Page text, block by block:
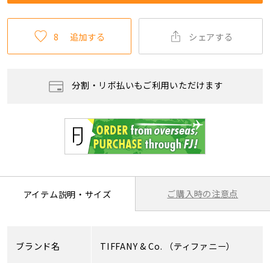
8 追加する シェアする
分割・リボ払いもご利用いただけます
アイテム説明・サイズ ご購入時の注意点
ブランド名 TIFFANY & Co. （ティファニー）